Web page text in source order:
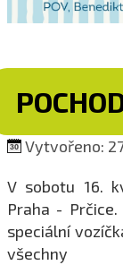
Vytvořeno:
V sobotu 16.
Praha -
speciální